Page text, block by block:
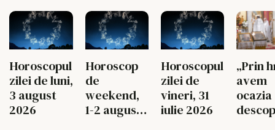
Horoscopul
zilei de luni,
3 august
2026
Horoscop
de
weekend,
1-2 august
Horoscopul
zilei de
vineri, 31
iulie 2026
„Prin
avem
ocazia